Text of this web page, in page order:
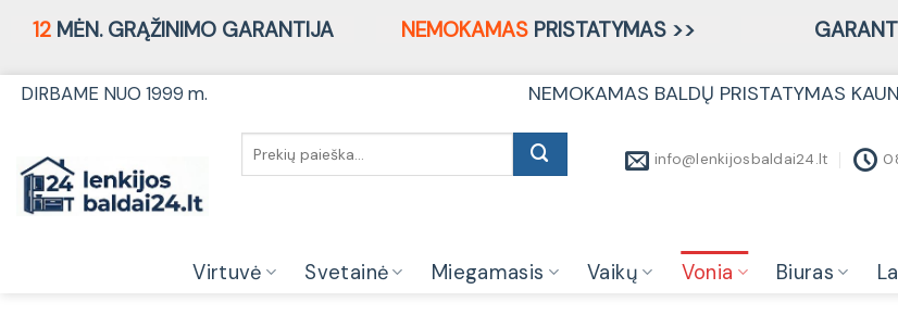
12MĖN. GRĄŽINIMO GARANTIJA NEMOKAMASPRISTATYMAS >>
SkipDIRBAME NUO 1999 m. NEMOKAMAS BALDŲ PRISTATYMAS
info@lenkijosbaldai24.lt
Virtuvė Svetainė Miegamasis Vaikų Vonia Biuras